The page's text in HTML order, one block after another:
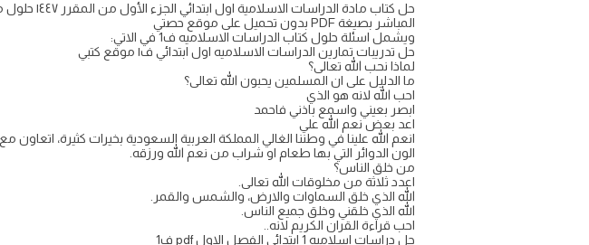
المباشر بصيغة PDF بدون تحميل على موقع حصتي
ويشمل اسئلة حلول كتاب الدراسات الاسلاميه ف1 في الاتي:
حل تدريبات تمارين الدراسات الاسلاميه اول ابتدائي ف١ موقع كتبي
لماذا نحب الله تعالى؟
ما الدليل على ان المسلمين يحبون الله تعالى؟
احب الله لانه هو الذي
ابصر بعيني واسمع باذني فاحمد
اعد بعض نعم الله علي
انعم الله علينا في وطننا الغالي المملكة العربية السعودية بخيرات كثيرة،
الون الدوائر التي بها طعام او شراب من نعم الله ورزقه.
من خلق الناس؟
اعدد ثلاثة من مخلوقات الله تعالى.
الله الذي خلق السماوات والارض، والشمس والقمر.
الله الذي خلقني وخلق جميع الناس.
احب قراءة القران الكريم لانه..
حل دراسات اسلاميه 1 ابتدائي الفصل الاول pdf ف1